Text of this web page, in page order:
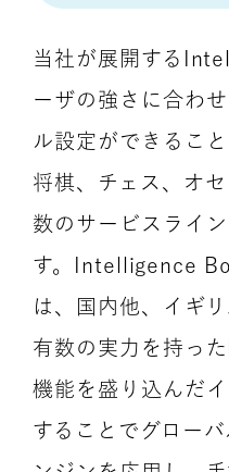
当社が展開する
ーザの強さに合わ
ル設定ができるこ
将棋、チェス、オ
数のサービスライ
す。Intelligence
は、国内他、イギ
有数の実力を持っ
機能を盛り込んだ
することでグロー